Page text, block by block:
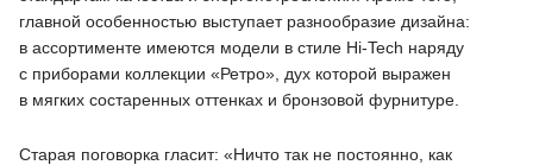
главной особенностью выступает разнообразие дизайна:
в ассортименте имеются модели в стиле Hi-Tech наряду
с приборами коллекции «Ретро», дух которой выражен
в мягких состаренных оттенках и бронзовой фурнитуре.
Старая поговорка гласит: «Ничто так не постоянно, как